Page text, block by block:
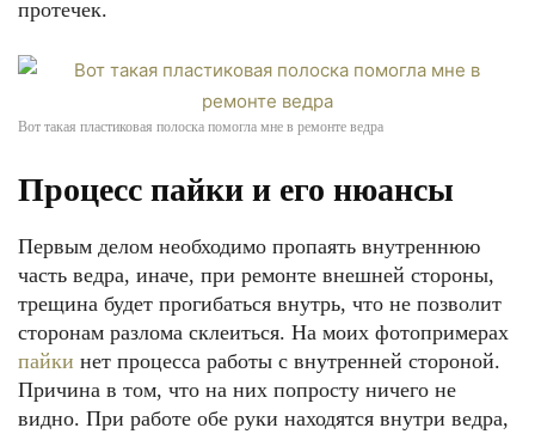
протечек.
Вот такая пластиковая полоска помогла мне в ремонте ведра
Процесс пайки и его нюансы
Первым делом необходимо пропаять внутреннюю
часть ведра, иначе, при ремонте внешней стороны,
трещина будет прогибаться внутрь, что не позволит
сторонам разлома склеиться. На моих фотопримерах
пайки нет процесса работы с внутренней стороной.
Причина в том, что на них попросту ничего не
видно. При работе обе руки находятся внутри ведра,